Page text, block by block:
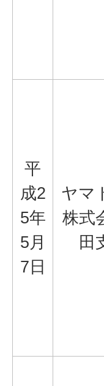
平
成2
5年
5月
7日
ヤマ
株式
田